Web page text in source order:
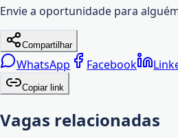
Envie a oportunidade para
Compartilhar
WhatsApp Facebook
Copiar link
Vagas relacionadas